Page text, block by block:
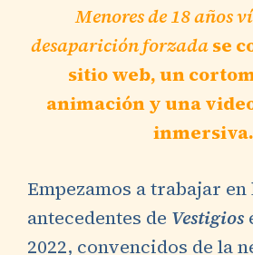
Menores de 18 años
desaparición forzadase
sitio web, un
animación y una
inmersiva.
Empezamos a trabajar en
antecedentes de Vestigios
2022, convencidos de la